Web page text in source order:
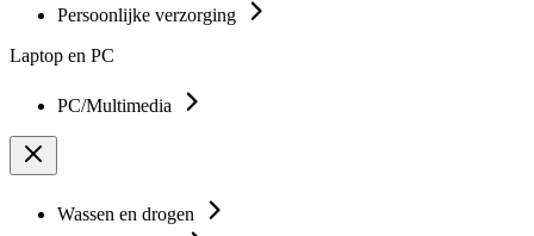
Persoonlijke verzorging
Laptop en PC
PC/Multimedia
Wassen en drogen